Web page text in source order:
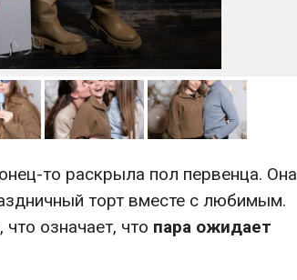
то раскрыла пол первенца. Она
торт вместе с любимым.
означает, что пара ожидает